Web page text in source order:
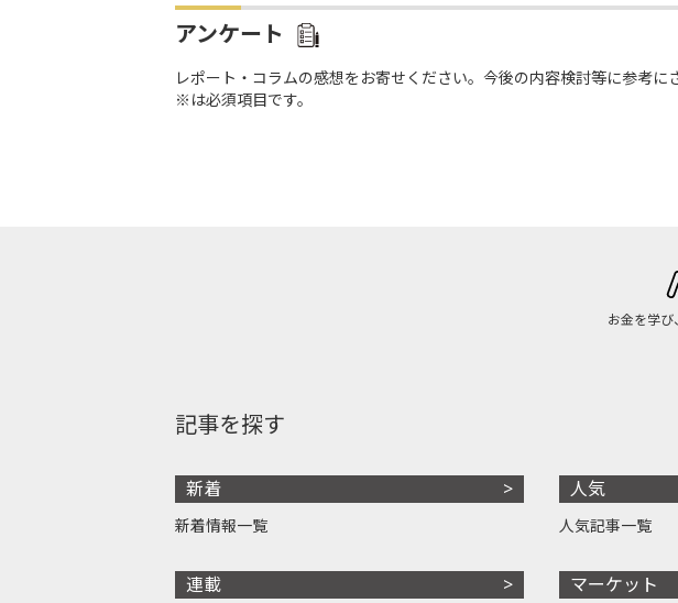
アンケート
レポート・コラムの感想をお寄せください。今後の内容検討等に参考に
※は必須項目です。
お金を学び
記事を探す
新着
新着情報一覧
連載
人気
人気記事一覧
マーケット